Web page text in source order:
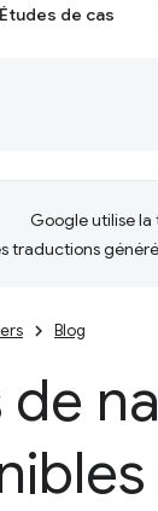
Études de cas
Google utilise
traductions
Blog
de